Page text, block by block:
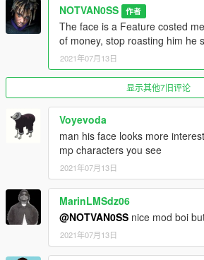
NOTVAN0SS 作者
The face is a Feature costed
of money, stop roasting him he
2021年07月13日
显示其他7旧评论
Voyevoda
man his face looks more
mp characters you see
2021年07月13日
MarinLMSdz06
@NOTVAN0SS nice mod boi
2021年07月13日